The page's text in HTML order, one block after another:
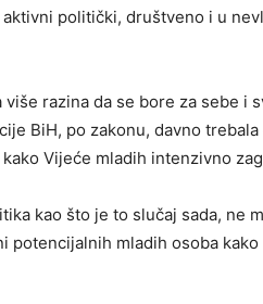
politički, društveno i u
razina da se bore za sebe i
BiH, po zakonu, davno
Vijeće mladih intenzivno
kao što je to slučaj sada, ne
mladih osoba